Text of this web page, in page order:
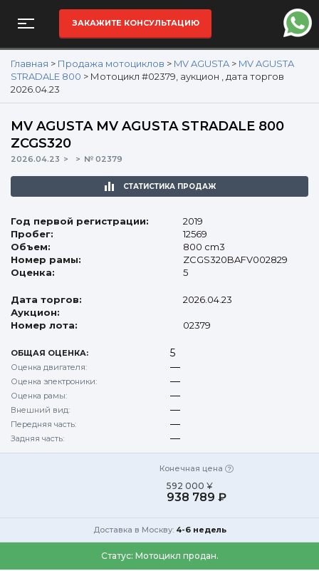
ЗАКАЖИТЕ КОНСУЛЬТАЦИЮ
Главная > Продажа мотоциклов > MV AGUSTA > MV AGUSTA
STRADALE 800 > Мотоцикл #02379, аукцион , дата торгов
2026.04.23
MV AGUSTA MV AGUSTA STRADALE 800
ZCGS320
2026.04.23 № 02379
СТАТИСТИКА ПРОДАЖ
Год первой регистрации:
2019
Пробег:
12569
Объем:
800 cm3
Номер рамы:
ZCGS320BAFV002829
Оценка:
5
Дата торгов:
2026.04.23
Аукцион:
Номер лота:
02379
ОБЩАЯ ОЦЕНКА: 5
Оценка двигателя: —
Оценка электроники: —
Оценка рамы: —
Внешний вид: —
Передняя часть: —
Задняя часть: —
Конечная цена
592 000 ¥
938 789 ₽
Доставка в Москву: 4-6 недель
Статус: Мотоцикл продан.